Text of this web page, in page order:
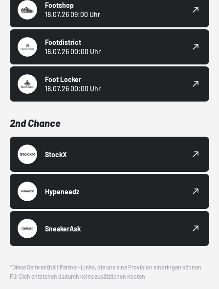
Footshop
18.07.26 09:00 Uhr
Footdistrict
18.07.26 00:00 Uhr
Foot Locker
18.07.26 00:00 Uhr
2nd Chance
StockX
Hypeneedz
SneakerAsk
*Diese Seite enthält Partner-Links, die uns eine Provision einbringen können.
Für Dich entstehen dadurch keine zusätzlichen Kosten.